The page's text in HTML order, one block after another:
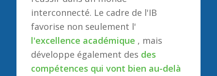
interconnecté. Le cadre de l'IB
favorise non seulement l'
l'excellence académique , mais
développe également des des
compétences qui vont bien au-delà